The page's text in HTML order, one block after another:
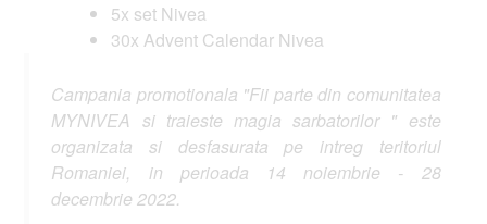
5x set Nivea
30x Advent Calendar Nivea
Campania promotionala "Fii parte din comunitatea
MYNIVEA si traieste magia sarbatorilor " este
organizata si desfasurata pe intreg teritoriul
Romaniei, in perioada 14 noiembrie - 28
decembrie 2022.